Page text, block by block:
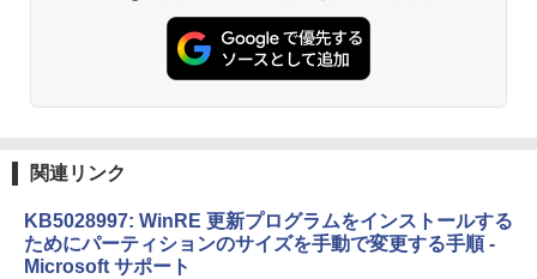
方 マニュアル AI副業にもコンテンツ作成
にもKindle出版にも！ 非エンジニアのた
めのAIコーディング入門シリーズ
ェクトリストと最新エミュレータ紹介
Kindle Paperwhite シグニチャーエディ
ション (32GB) 7インチディスプレイ、明
Amazon Kindle Colorsoft | 16GBストレ
関連リンク
KB5028997: WinRE 更新プログラムをインストールする
ためにパーティションのサイズを手動で変更する手順 -
Microsoft サポート